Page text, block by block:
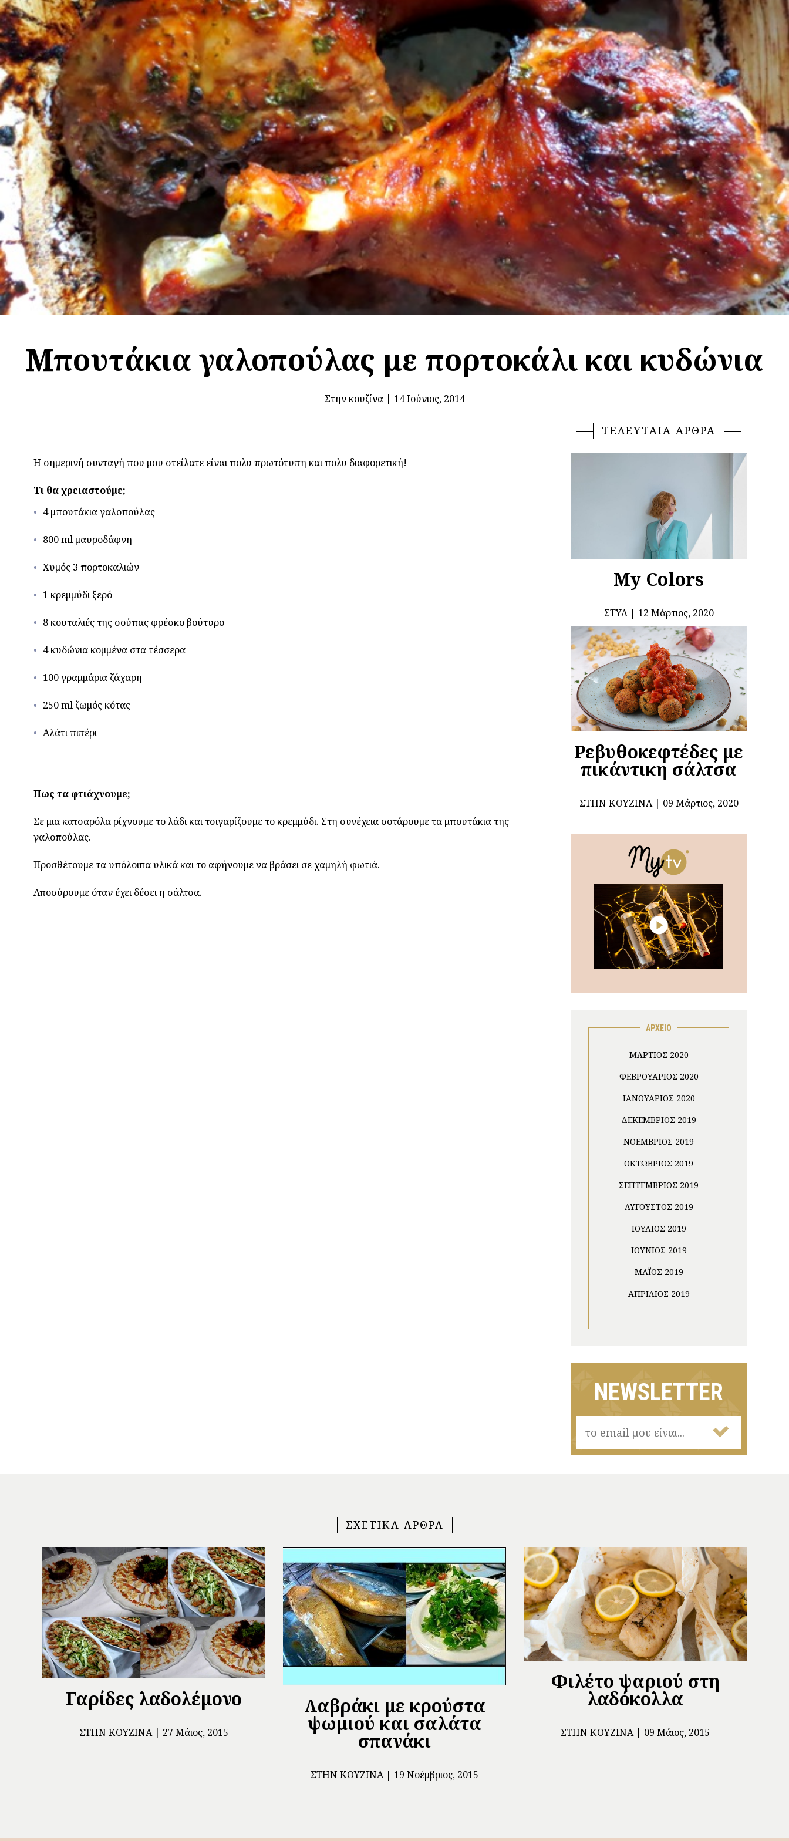
Μπουτάκια γαλοπούλας με πορτοκάλι και κυδώνια
Στην κουζίνα| 14 Ιούνιος, 2014
Η σημερινή συνταγή που μου στείλατε είναι πολυ πρωτότυπη και πολυ διαφορετική!
Τι θα χρειαστούμε;
4 μπουτάκια γαλοπούλας
800 ml μαυροδάφνη
Χυμός 3 πορτοκαλιών
1 κρεμμύδι ξερό
8 κουταλιές της σούπας φρέσκο βούτυρο
4 κυδώνια κομμένα στα τέσσερα
100 γραμμάρια ζάχαρη
250 ml ζωμός κότας
Αλάτι πιπέρι
Πως τα φτιάχνουμε;
Σε μια κατσαρόλα ρίχνουμε το λάδι και τσιγαρίζουμε το κρεμμύδι. Στη συνέχεια σοτάρουμε τα μπουτάκια της
γαλοπούλας.
Προσθέτουμε τα υπόλοιπα υλικά και το αφήνουμε να βράσει σε χαμηλή φωτιά.
Αποσύρουμε όταν έχει δέσει η σάλτσα.
ΤΕΛΕΥΤΑΙΑ ΑΡΘΡΑ
My Colors
ΣΤΥΛ 12 Μάρτιος, 2020
Ρεβυθοκεφτέδες με
πικάντικη σάλτσα
ΣΤΗΝ ΚΟΥΖΊΝΑ 09 Μάρτιος, 2020
ΑΡΧΕΙΟ
ΜΆΡΤΙΟΣ 2020
ΦΕΒΡΟΥΆΡΙΟΣ 2020
ΙΑΝΟΥΆΡΙΟΣ 2020
ΔΕΚΈΜΒΡΙΟΣ 2019
ΝΟΈΜΒΡΙΟΣ 2019
ΟΚΤΏΒΡΙΟΣ 2019
ΣΕΠΤΈΜΒΡΙΟΣ 2019
ΑΎΓΟΥΣΤΟΣ 2019
ΙΟΎΛΙΟΣ 2019
ΙΟΎΝΙΟΣ 2019
ΜΆΙΟΣ 2019
ΑΠΡΊΛΙΟΣ 2019
NEWSLETTER
ΣΧΕΤΙΚΑ ΑΡΘΡΑ
Γαρίδες λαδολέμονο
ΣΤΗΝ ΚΟΥΖΊΝΑ 27 Μάιος, 2015
Λαβράκι με κρούστα
ψωμιού και σαλάτα
σπανάκι
ΣΤΗΝ ΚΟΥΖΊΝΑ 19 Νοέμβριος, 2015
Φιλέτο ψαριού στη
λαδόκολλα
ΣΤΗΝ ΚΟΥΖΊΝΑ 09 Μάιος, 2015